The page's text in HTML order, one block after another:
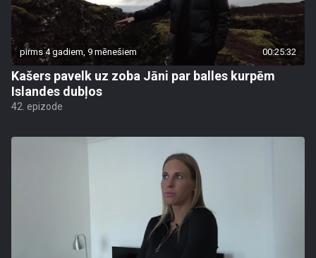
pirms 4 gadiem, 9 mēnešiem 00:25:32
Kašers pavelk uz zoba Jāni par balles kurpēm
Islandes dubļos
42. epizode